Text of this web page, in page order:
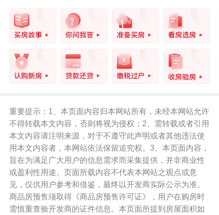
重要提示：1、本页面内容归本网站所有，未经本网站允许
不得转载本文内容，否则将视为侵权；2、需转载或者引用
本文内容请注明来源，对于不遵守此声明或者其他违法使
用本文内容者，本网站依法保留追究权。3、本页面内容，
旨在为满足广大用户的信息需求而采集提供，并非商业性
或盈利性用途。页面所载内容不代表本网站之观点或意
见，仅供用户参考和借鉴，最终以开发商实际公示为准。
商品房预售须取得《商品房预售许可证》，用户在购房时
需慎重查验开发商的证件信息。本页面所提到房屋面积如